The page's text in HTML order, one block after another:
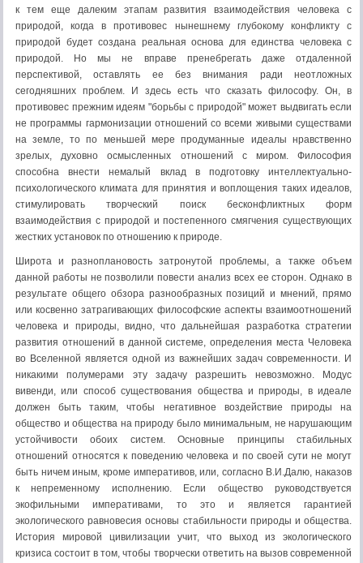
к тем еще далеким этапам развития взаимодействия человека с
природой, когда в противовес нынешнему глубокому конфликту с
природой будет создана реальная основа для единства человека с
природой. Но мы не вправе пренебрегать даже отдаленной
перспективой, оставлять ее без внимания ради неотложных
сегодняшних проблем. И здесь есть что сказать философу. Он, в
противовес прежним идеям "борьбы с природой" может выдвигать если
не программы гармонизации отношений со всеми живыми существами
на земле, то по меньшей мере продуманные идеалы нравственно
зрелых, духовно осмысленных отношений с миром. Философия
способна внести немалый вклад в подготовку интеллектуально-
психологического климата для принятия и воплощения таких идеалов,
стимулировать творческий поиск бесконфликтных форм
взаимодействия с природой и постепенного смягчения существующих
жестких установок по отношению к природе.
Широта и разноплановость затронутой проблемы, а также объем
данной работы не позволили повести анализ всех ее сторон. Однако в
результате общего обзора разнообразных позиций и мнений, прямо
или косвенно затрагивающих философские аспекты взаимоотношений
человека и природы, видно, что дальнейшая разработка стратегии
развития отношений в данной системе, определения места Человека
во Вселенной является одной из важнейших задач современности. И
никакими полумерами эту задачу разрешить невозможно. Модус
вивенди, или способ существования общества и природы, в идеале
должен быть таким, чтобы негативное воздействие природы на
общество и общества на природу было минимальным, не нарушающим
устойчивости обоих систем. Основные принципы стабильных
отношений относятся к поведению человека и по своей сути не могут
быть ничем иным, кроме императивов, или, согласно В.И.Далю, наказов
к непременному исполнению. Если общество руководствуется
экофильными императивами, то это и является гарантией
экологического равновесия основы стабильности природы и общества.
История мировой цивилизации учит, что выход из экологического
кризиса состоит в том, чтобы творчески ответить на вызов современной